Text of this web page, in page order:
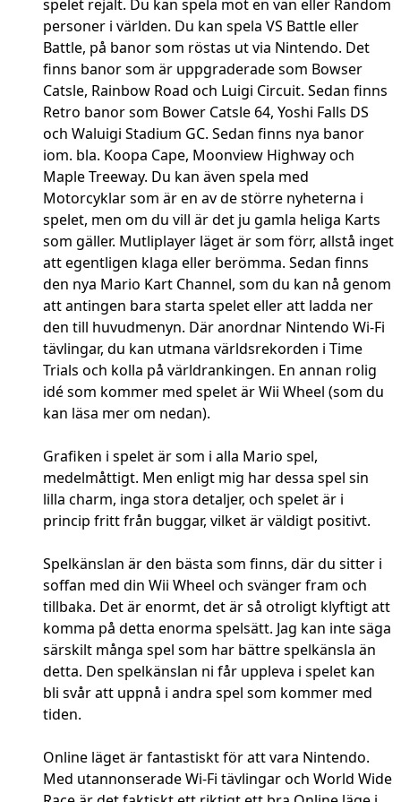
spelet rejält. Du kan spela mot en vän eller Random
personer i världen. Du kan spela VS Battle eller
Battle, på banor som röstas ut via Nintendo. Det
finns banor som är uppgraderade som Bowser
Catsle, Rainbow Road och Luigi Circuit. Sedan finns
Retro banor som Bower Catsle 64, Yoshi Falls DS
och Waluigi Stadium GC. Sedan finns nya banor
iom. bla. Koopa Cape, Moonview Highway och
Maple Treeway. Du kan även spela med
Motorcyklar som är en av de större nyheterna i
spelet, men om du vill är det ju gamla heliga Karts
som gäller. Mutliplayer läget är som förr, allstå inget
att egentligen klaga eller berömma. Sedan finns
den nya Mario Kart Channel, som du kan nå genom
att antingen bara starta spelet eller att ladda ner
den till huvudmenyn. Där anordnar Nintendo Wi-Fi
tävlingar, du kan utmana världsrekorden i Time
Trials och kolla på världrankingen. En annan rolig
idé som kommer med spelet är Wii Wheel (som du
kan läsa mer om nedan).
Grafiken i spelet är som i alla Mario spel,
medelmåttigt. Men enligt mig har dessa spel sin
lilla charm, inga stora detaljer, och spelet är i
princip fritt från buggar, vilket är väldigt positivt.
Spelkänslan är den bästa som finns, där du sitter i
soffan med din Wii Wheel och svänger fram och
tillbaka. Det är enormt, det är så otroligt klyftigt att
komma på detta enorma spelsätt. Jag kan inte säga
särskilt många spel som har bättre spelkänsla än
detta. Den spelkänslan ni får uppleva i spelet kan
bli svår att uppnå i andra spel som kommer med
tiden.
Online läget är fantastiskt för att vara Nintendo.
Med utannonserade Wi-Fi tävlingar och World Wide